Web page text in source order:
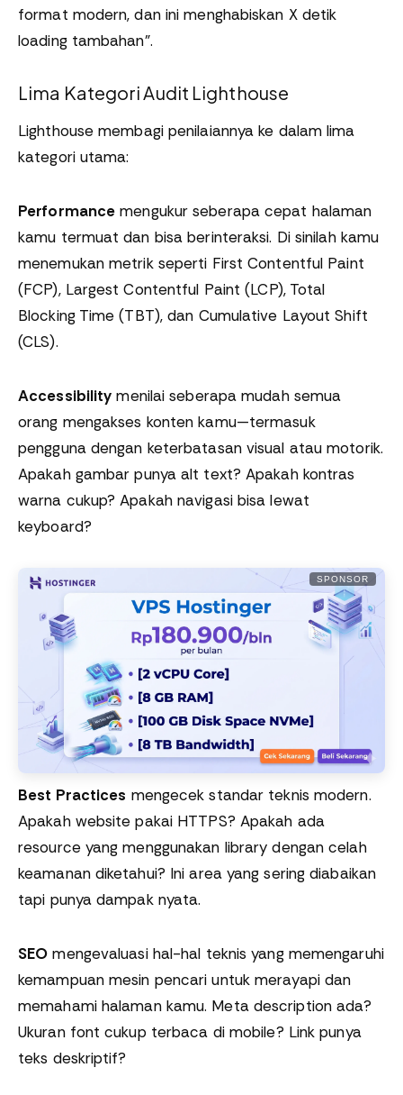
format modern, dan ini menghabiskan X detik
loading tambahan”.
Lima Kategori Audit Lighthouse
Lighthouse membagi penilaiannya ke dalam lima
kategori utama:
Performance mengukur seberapa cepat halaman
kamu termuat dan bisa berinteraksi. Di sinilah kamu
menemukan metrik seperti First Contentful Paint
(FCP), Largest Contentful Paint (LCP), Total
Blocking Time (TBT), dan Cumulative Layout Shift
(CLS).
Accessibility menilai seberapa mudah semua
orang mengakses konten kamu—termasuk
pengguna dengan keterbatasan visual atau motorik.
Apakah gambar punya alt text? Apakah kontras
warna cukup? Apakah navigasi bisa lewat
keyboard?
SPONSOR
Best Practices mengecek standar teknis modern.
Apakah website pakai HTTPS? Apakah ada
resource yang menggunakan library dengan celah
keamanan diketahui? Ini area yang sering diabaikan
tapi punya dampak nyata.
SEO mengevaluasi hal-hal teknis yang memengaruhi
kemampuan mesin pencari untuk merayapi dan
memahami halaman kamu. Meta description ada?
Ukuran font cukup terbaca di mobile? Link punya
teks deskriptif?